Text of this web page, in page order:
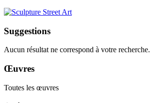
Suggestions
Aucun résultat ne correspond à votre recherche.
Œuvres
Toutes les œuvres